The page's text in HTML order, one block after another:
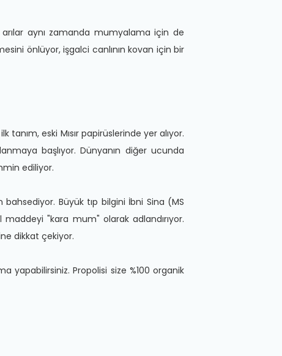
arılar aynı zamanda mumyalama için de
önlüyor, işgalci canlının kovan için bir
tanım, eski Mısır papirüslerinde yer alıyor.
başlıyor. Dünyanın diğer ucunda
ediliyor.
bahsediyor. Büyük tıp bilgini İbni Sina (MS
"kara mum" olarak adlandırıyor.
dikkat çekiyor.
yapabilirsiniz. Propolisi size %100 organik